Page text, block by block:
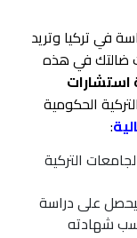
في تركيا وتريد
ضالتك في هذه
استشارات
الحكومية
:
التركية
على دراسة
شهادته